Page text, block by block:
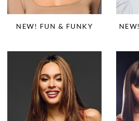
NEW! FUN & FUNKY